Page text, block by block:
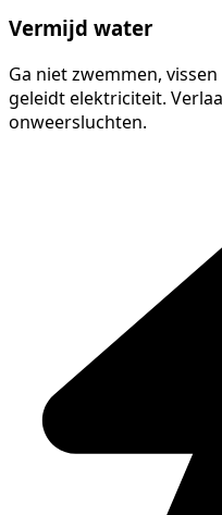
Vermijd water
Ga niet zwemmen,
geleidt elektriciteit.
onweersluchten.